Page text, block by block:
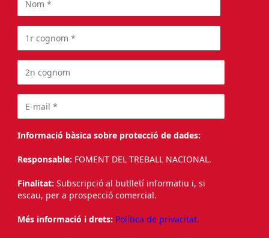
Informació bàsica sobre protecció de dades:
Responsable: FOMENT DEL TREBALL NACIONAL.
Finalitat: Subscripció al butlletí informatiu i, si
escau, per a prospecció comercial.
Més informació i drets: Política de privacitat.